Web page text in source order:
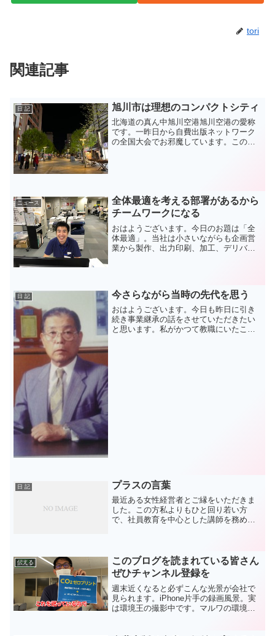
tori
関連記事
日 記 旭川市は理想のコンパクトシティ
北海道の真ん中旭川空港旭川空港の愛称
です。一昨日から自費出版ネットワーク
の全国大会でお邪魔しています。この全
ニュース
全体最適を考える部署があるから
チームワークになる
おはようございます。今日のお題は「全
体最適」。当社は小さいながらも企画営
業から製作、出力印刷、加工、デリバリ
日 記 今さらながら当時の先代を思う
おはようございます。今日も昨日に引き
続き事業継承の話をさせていただきたい
と思います。私がかつて教職にいたこと
日 記 プラスの言葉
最近ある女性経営者とご縁をいただきま
した。この方私よりもひと回り若い方
で、社員教育を中心とした講師を務めて
います。実はこの女性には...
伝える
このブログを読まれている皆さん
ぜひチャンネル登録を
週末近くなると必ずこんな光景が会社で
見られます。iPhone片手の録画風景。実
は環境王の撮影中です。マルワの環境活